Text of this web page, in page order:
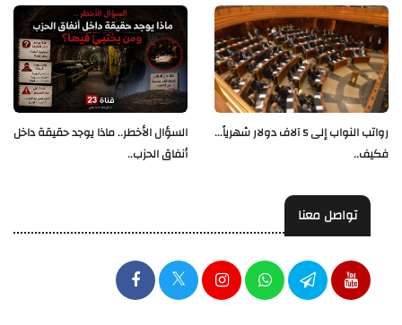
السؤال الأخطر.. ماذا يوجد حقيقة داخل
أنفاق الحزب..
رواتب النواب إلى 5 آلاف دولار شهرياً...
فكيف..
تواصل معنا